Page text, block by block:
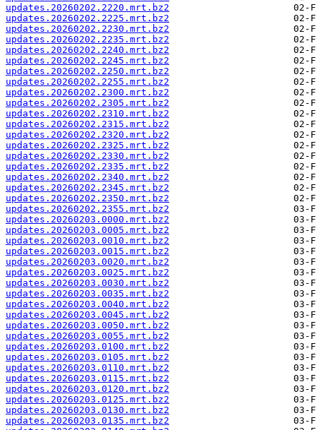
updates.20260202.2220.mrt.bz2
updates.20260202.2225.mrt.bz2
updates.20260202.2230.mrt.bz2
updates.20260202.2235.mrt.bz2
updates.20260202.2240.mrt.bz2
updates.20260202.2245.mrt.bz2
updates.20260202.2250.mrt.bz2
updates.20260202.2255.mrt.bz2
updates.20260202.2300.mrt.bz2
updates.20260202.2305.mrt.bz2
updates.20260202.2310.mrt.bz2
updates.20260202.2315.mrt.bz2
updates.20260202.2320.mrt.bz2
updates.20260202.2325.mrt.bz2
updates.20260202.2330.mrt.bz2
updates.20260202.2335.mrt.bz2
updates.20260202.2340.mrt.bz2
updates.20260202.2345.mrt.bz2
updates.20260202.2350.mrt.bz2
updates.20260202.2355.mrt.bz2
updates.20260203.0000.mrt.bz2
updates.20260203.0005.mrt.bz2
updates.20260203.0010.mrt.bz2
updates.20260203.0015.mrt.bz2
updates.20260203.0020.mrt.bz2
updates.20260203.0025.mrt.bz2
updates.20260203.0030.mrt.bz2
updates.20260203.0035.mrt.bz2
updates.20260203.0040.mrt.bz2
updates.20260203.0045.mrt.bz2
updates.20260203.0050.mrt.bz2
updates.20260203.0055.mrt.bz2
updates.20260203.0100.mrt.bz2
updates.20260203.0105.mrt.bz2
updates.20260203.0110.mrt.bz2
updates.20260203.0115.mrt.bz2
updates.20260203.0120.mrt.bz2
updates.20260203.0125.mrt.bz2
updates.20260203.0130.mrt.bz2
updates.20260203.0135.mrt.bz2